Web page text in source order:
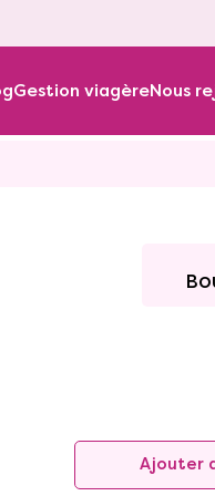
Gestion viagèreNous
Ajouter